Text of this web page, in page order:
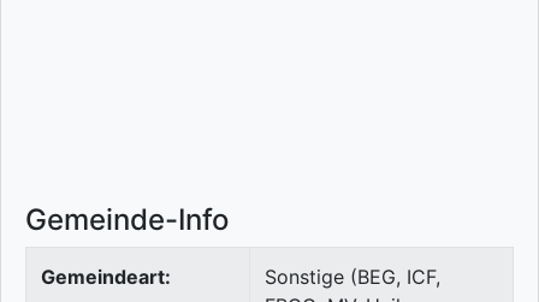
Gemeinde-Info
Gemeindeart:
Sonstige (BEG, ICF,